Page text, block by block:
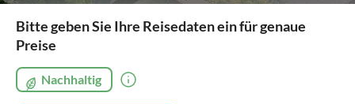
Bitte geben Sie Ihre Reisedaten ein für genaue
Preise
Nachhaltig